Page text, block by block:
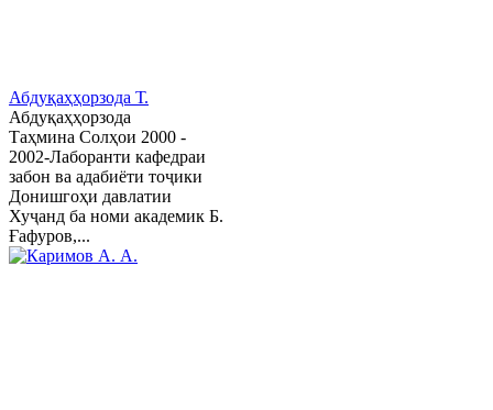
Абдуқаҳҳорзода Т.
Абдуқаҳҳорзода
Таҳмина Солҳои 2000 -
2002-Лаборанти кафедраи
забон ва адабиёти тоҷики
Донишгоҳи давлатии
Хуҷанд ба номи академик Б.
Ғафуров,...